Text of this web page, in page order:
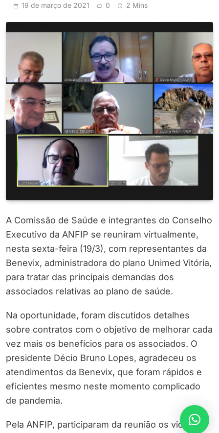
19 de março de 2021 0 2 Mins
A Comissão de Saúde e integrantes do Conselho
Executivo da ANFIP se reuniram virtualmente,
nesta sexta-feira (19/3), com representantes da
Benevix, administradora do plano Unimed Vitória,
para tratar das principais demandas dos
associados relativas ao plano de saúde.
Na oportunidade, foram discutidos detalhes
sobre contratos com o objetivo de melhorar cada
vez mais os benefícios para os associados. O
presidente Décio Bruno Lopes, agradeceu os
atendimentos da Benevix, que foram rápidos e
eficientes mesmo neste momento complicado
de pandemia.
Pela ANFIP, participaram da reunião os vice-